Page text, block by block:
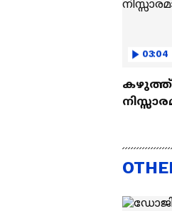
03:04
കഴുത്ത്